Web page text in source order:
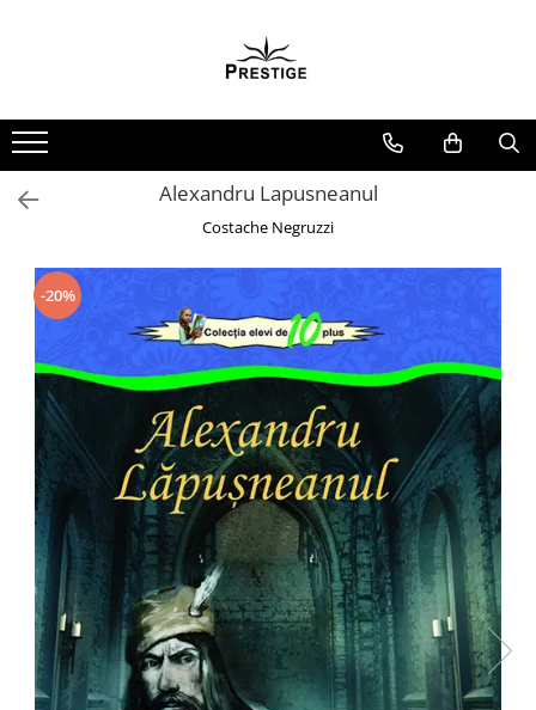
Noutati
Promotii
Pachete Speciale Carti
Spiritualitate - Ezoterism
Arte Divinatorii
Astrologie
Chiromantie
Dezvoltare Spirituala
KidConnection
Minte Corp
New Illuminati Files
Numerologie
Paranormal
Parapsihologie
Ramtha
Audiobook
Alexandru Lapusneanul
Costache Negruzzi
-20%